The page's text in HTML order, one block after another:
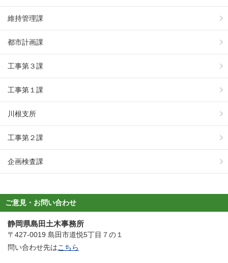
維持管理課
都市計画課
工事第３課
工事第１課
川根支所
工事第２課
企画検査課
ご意見・お問い合わせ
静岡県島田土木事務所
〒427-0019 島田市道悦5丁目７の１
問い合わせ先はこちら